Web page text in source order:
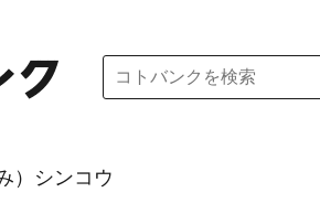
）シンコウ